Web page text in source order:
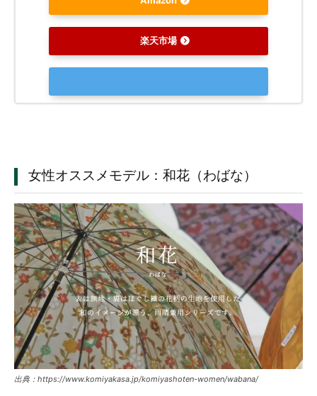
楽天市場
女性オススメモデル：和花（わばな）
出典：https://www.komiyakasa.jp/komiyashoten-women/wabana/